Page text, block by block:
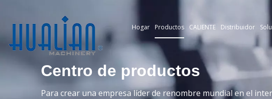
Hogar Productos CALIENTE Distribuidor
Centro de productos
Para crear una empresa líder de renombre mundial en el